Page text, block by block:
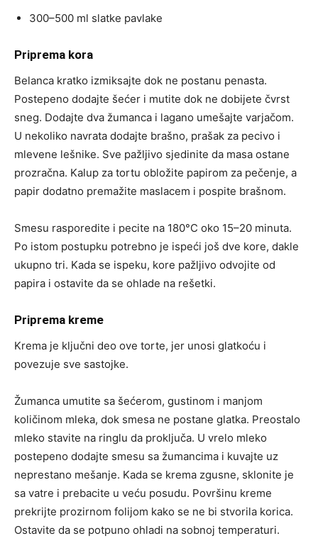
300–500 ml slatke pavlake
Priprema kora
Belanca kratko izmiksajte dok ne postanu penasta.
Postepeno dodajte šećer i mutite dok ne dobijete čvrst
sneg. Dodajte dva žumanca i lagano umešajte varjačom.
U nekoliko navrata dodajte brašno, prašak za pecivo i
mlevene lešnike. Sve pažljivo sjedinite da masa ostane
prozračna. Kalup za tortu obložite papirom za pečenje, a
papir dodatno premažite maslacem i pospite brašnom.
Smesu rasporedite i pecite na 180°C oko 15–20 minuta.
Po istom postupku potrebno je ispeći još dve kore, dakle
ukupno tri. Kada se ispeku, kore pažljivo odvojite od
papira i ostavite da se ohlade na rešetki.
Priprema kreme
Krema je ključni deo ove torte, jer unosi glatkoću i
povezuje sve sastojke.
Žumanca umutite sa šećerom, gustinom i manjom
količinom mleka, dok smesa ne postane glatka. Preostalo
mleko stavite na ringlu da proključa. U vrelo mleko
postepeno dodajte smesu sa žumancima i kuvajte uz
neprestano mešanje. Kada se krema zgusne, sklonite je
sa vatre i prebacite u veću posudu. Površinu kreme
prekrijte prozirnom folijom kako se ne bi stvorila korica.
Ostavite da se potpuno ohladi na sobnoj temperaturi.